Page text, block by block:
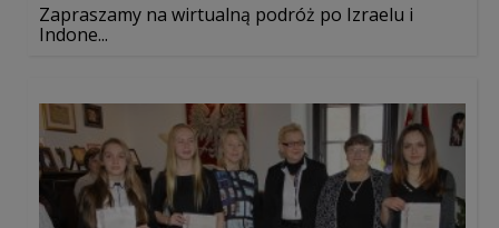
Zapraszamy na wirtualną podróż po Izraelu i
Indone...